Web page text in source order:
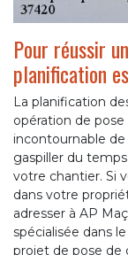
Pour réussir
planification
La planification
opération de
incontournable
gaspiller du
votre chantier. Si
dans votre
adresser à AP
spécialisée dans
projet de pose de